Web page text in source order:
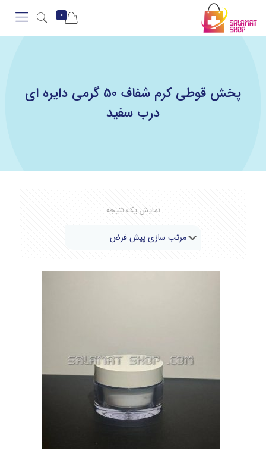
0
پخش قوطی کرم شفاف 50 گرمی دایره ای
درب سفید
نمایش یک نتیجه